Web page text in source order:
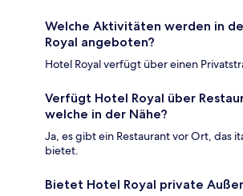
Welche Aktivitäten werden in
Royal angeboten?
Hotel Royal verfügt über einen
Verfügt Hotel Royal über
welche in der Nähe?
Ja, es gibt ein Restaurant vor Ort, das
bietet.
Bietet Hotel Royal private